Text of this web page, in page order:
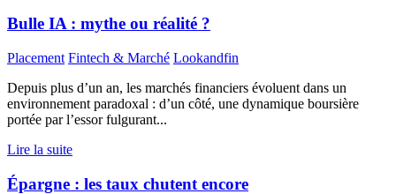
Bulle IA : mythe ou réalité ?
Placement Fintech & Marché Lookandfin
Depuis plus d’un an, les marchés financiers évoluent dans un
environnement paradoxal : d’un côté, une dynamique boursière
portée par l’essor fulgurant...
Lire la suite
Épargne : les taux chutent encore